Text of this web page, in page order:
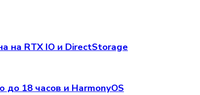
на RTX IO и DirectStorage
18 часов и HarmonyOS